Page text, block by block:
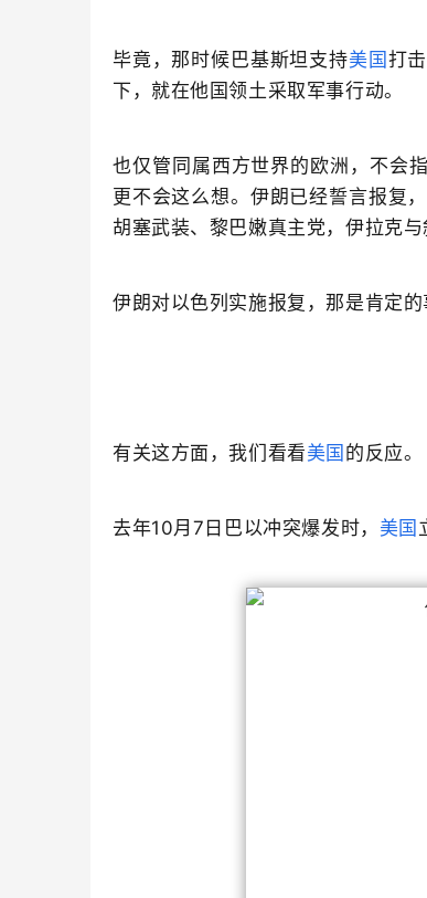
毕竟，那时候巴基斯坦支持美国 打
下，就在他国领土采取军事行动。
也仅管同属西方世界的欧洲，不会
更不会这么想。伊朗已经誓言报复
胡塞武装、黎巴嫩真主党，伊拉克与
伊朗对以色列实施报复，那是肯定
有关这方面，我们看看美国 的反应。
去年10月7日巴以冲突爆发时， 美国